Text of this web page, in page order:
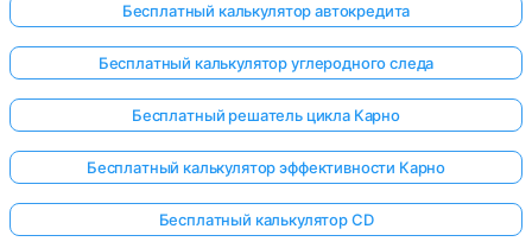
Бесплатный калькулятор автокредита
Бесплатный калькулятор углеродного следа
Бесплатный решатель цикла Карно
Бесплатный калькулятор эффективности Карно
Бесплатный калькулятор CD